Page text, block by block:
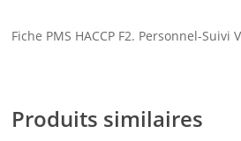
Fiche PMS HACCP F2. Personnel-Suivi
Produits similaires